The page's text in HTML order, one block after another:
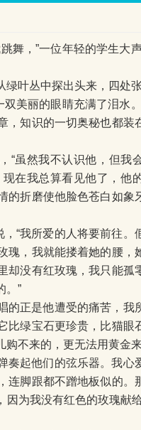
舞，”一位年轻的学生大
叶丛中探出头来，四处张
美丽的眼睛充满了泪水
，知识的一切奥秘也都装
“虽然我不认识他，但我
在我总算看见他了，他
的折磨使他脸色苍白如象
“我所爱的人将要前往。
瑰，我就能搂着她的腰，
却没有红玫瑰，我只能孤
。”
的正是他遭受的痛苦，我
比绿宝石更珍贵，比猫眼
不来的，更无法用黄金
奏起他们的弦乐器。我心
连脚跟都不蹭地板似的。
为我没有红色的玫瑰献